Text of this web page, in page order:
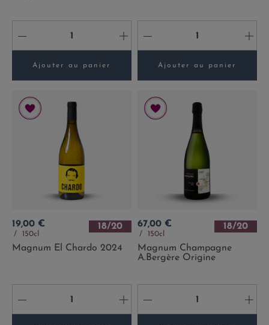
- +
Ajouter au panier
- +
Ajouter au panier
Prix
19,00 €
150cl
18/20
Magnum El Chardo 2024
- +
Prix
67,00 €
150cl
18/20
Magnum Champagne
A.Bergère Origine
- +